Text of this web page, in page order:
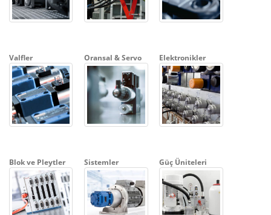
Valfler Oransal & Servo Elektronikler
Blok ve Pleytler Sistemler Güç Üniteleri